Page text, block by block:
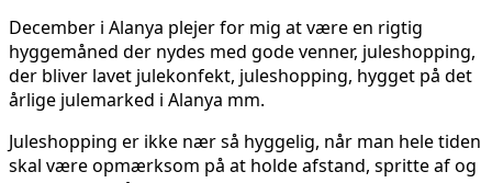
December i Alanya plejer for mig at være en rigtig
hyggemåned der nydes med gode venner, juleshopping,
der bliver lavet julekonfekt, juleshopping, hygget på det
årlige julemarked i Alanya mm.
Juleshopping er ikke nær så hyggelig, når man hele tiden
skal være opmærksom på at holde afstand, spritte af og